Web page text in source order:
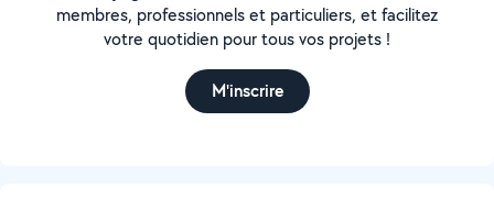
membres, professionnels et particuliers, et facilitez
votre quotidien pour tous vos projets !
M'inscrire